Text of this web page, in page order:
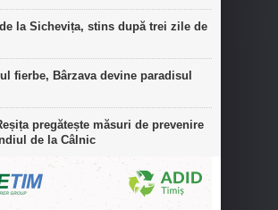
la Sichevița, stins după trei zile de
fierbe, Bârzava devine paradisul
pregătește măsuri de prevenire
de la Câlnic